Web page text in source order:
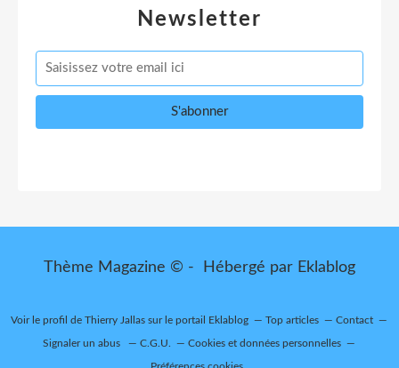
Newsletter
Thème Magazine © - Hébergé par Eklablog
Voir le profil deThierry Jallas sur le portail Eklablog Top articles Contact
Signaler un abus C.G.U. Cookies et données personnelles